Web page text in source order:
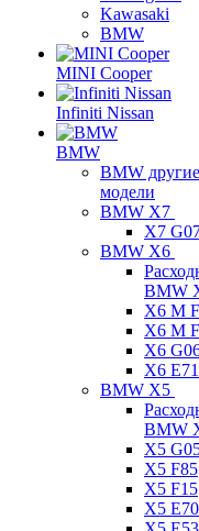
Kawasaki
BMW
MINI Cooper
Infiniti Nissan
BMW
BMW другие
модели
BMW X7
X7
BMW X6
BMW
X6 M
X6 M
X6
X6 E71
BMW X5
BMW
X5
X5 F85
X5 F15
X5 E70